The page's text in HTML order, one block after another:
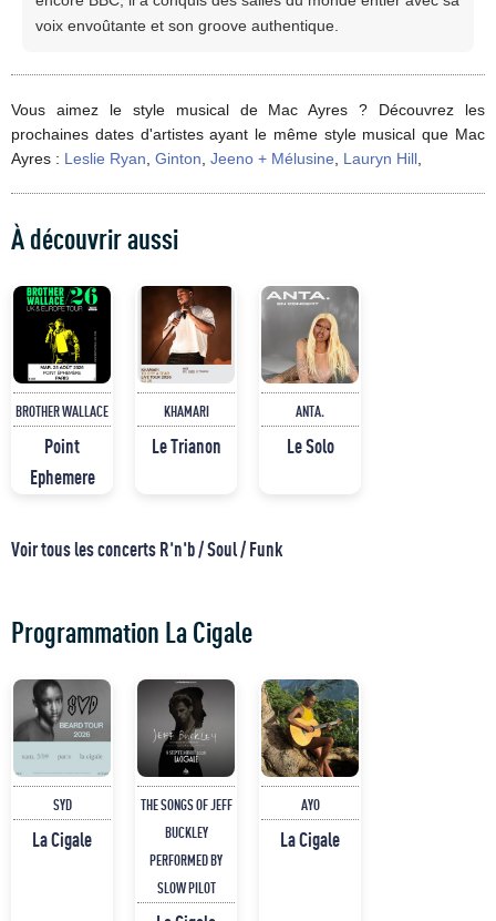
voix envoûtante et son groove authentique.
Vous aimez le style musical de Mac Ayres ? Découvrez les
prochaines dates d'artistes ayant le même style musical que Mac
Ayres : Leslie Ryan Ginton Jeeno + Mélusine Lauryn Hill
À découvrir aussi
BROTHER WALLACE
Point
Ephemere
KHAMARI
Le Trianon
ANTA.
Le Solo
Voir tous les concerts R'n'b / Soul / Funk
Programmation La Cigale
SYD
La Cigale
THE SONGS OF JEFF
BUCKLEY
PERFORMED BY
SLOW PILOT
AYO
La Cigale